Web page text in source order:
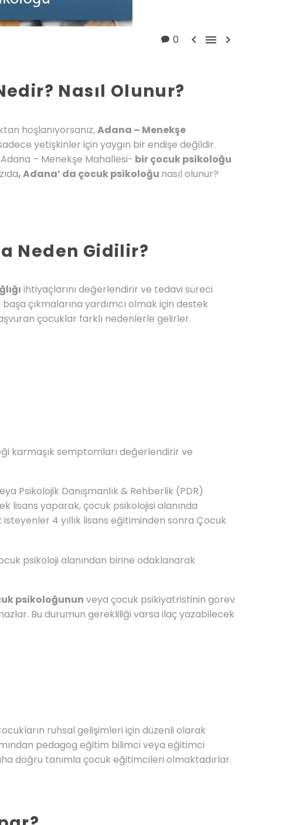
0   
Nasıl Olunur?
hoşlanıyorsanız,Adana – Menekşe
yetişkinler için yaygın bir endişe değildir.
– Menekşe Mahallesi- bir çocuk psikoloğu
, Adana’ da çocuk psikoloğu nasıl olunur?
Neden Gidilir?
ihtiyaçlarını değerlendirir ve tedavi süreci
çıkmalarına yardımcı olmak için destek
çocuklar farklı nedenlerle gelirler.
karmaşık semptomları değerlendirir ve
Psikolojik Danışmanlık & Rehberlik (PDR)
lisans yaparak, çocuk psikolojisi alanında
4 yıllık lisans eğitiminden sonra Çocuk
psikoloji alanından birine odaklanarak
psikoloğunun veya çocuk psikiyatristinin görev
Bu durumun gerekliliği varsa ilaç yazabilecek
ruhsal gelişimleri için düzenli olarak
pedagog eğitim bilimci veya eğitimci
doğru tanımla çocuk eğitimcileri olmaktadırlar.